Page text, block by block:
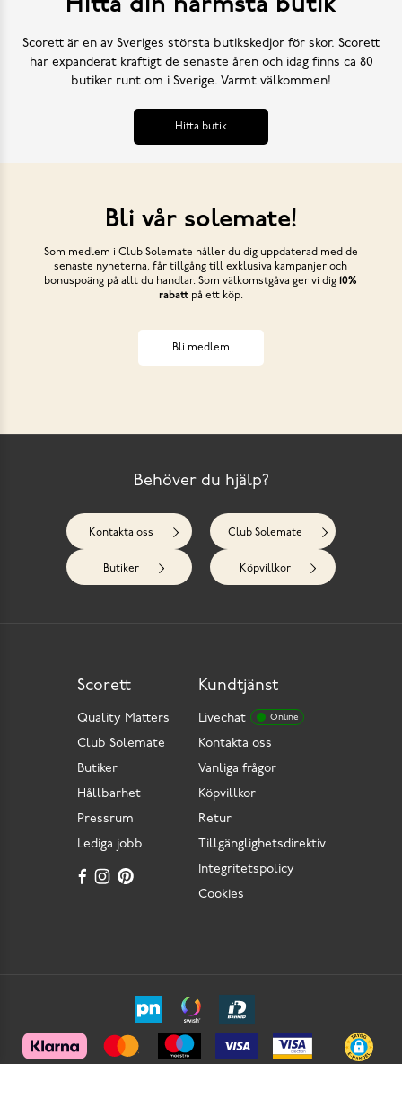
Hitta din närmsta butik
Scorett är en av Sveriges största butikskedjor för skor. Scorett
har expanderat kraftigt de senaste åren och idag finns ca 80
butiker runt om i Sverige. Varmt välkommen!
Hitta butik
Bli vår solemate!
Som medlem i Club Solemate håller du dig uppdaterad med de
senaste nyheterna, får tillgång till exklusiva kampanjer och
bonuspoäng på allt du handlar. Som välkomstgåva ger vi dig 10%
rabattpå ett köp.
Bli medlem
Behöver du hjälp?
Kontakta oss Club Solemate
Butiker Köpvillkor
Kundtjänst
Livechat Online
Kontakta oss
Vanliga frågor
Köpvillkor
Retur
Tillgänglighetsdirektiv
Integritetspolicy
Cookies
Scorett
Quality Matters
Club Solemate
Butiker
Hållbarhet
Pressrum
Lediga jobb